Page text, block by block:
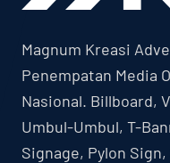
Magnum Kreasi
Penempatan Media
Nasional. Billboard,
Umbul-Umbul, T-
Signage, Pylon